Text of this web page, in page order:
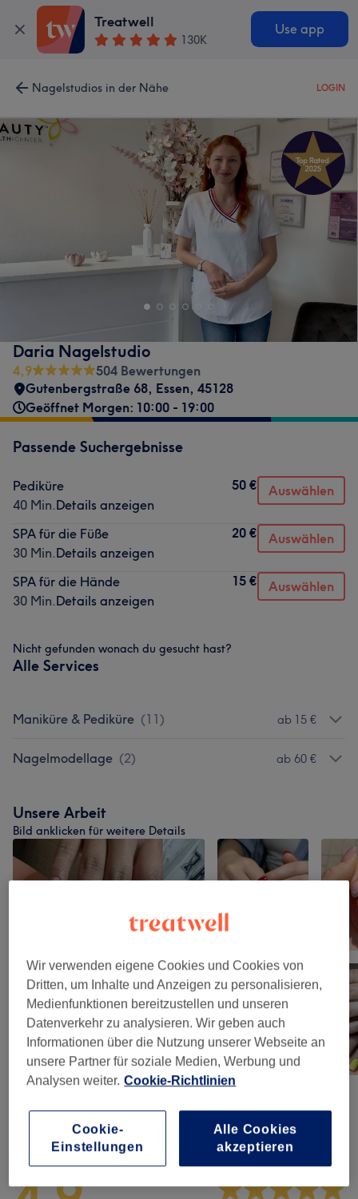
Treatwell
130K
Use app
Nagelstudios in der Nähe LOGIN
Daria Nagelstudio
4,9
504 Bewertungen
Gutenbergstraße 68, Essen, 45128
Geöffnet Morgen: 10:00 - 19:00
Passende Suchergebnisse
Pediküre
40 Min.Details anzeigen
50 € Auswählen
SPA für die Füße
30 Min.Details anzeigen
20 € Auswählen
SPA für die Hände
30 Min.Details anzeigen
15 € Auswählen
Nicht gefunden wonach du gesucht hast?
Alle Services
Maniküre & Pediküre (11) ab 15 €
Nagelmodellage (2) ab 60 €
Unsere Arbeit
Bild anklicken für weitere Details
Salonbewertungen
Wir verwenden eigene Cookies und Cookies von
Dritten, um Inhalte und Anzeigen zu personalisieren,
Medienfunktionen bereitzustellen und unseren
Datenverkehr zu analysieren. Wir geben auch
Informationen über die Nutzung unserer Webseite an
unsere Partner für soziale Medien, Werbung und
Analysen weiter. Cookie-Richtlinien
Cookie-
Einstellungen
Alle Cookies
akzeptieren